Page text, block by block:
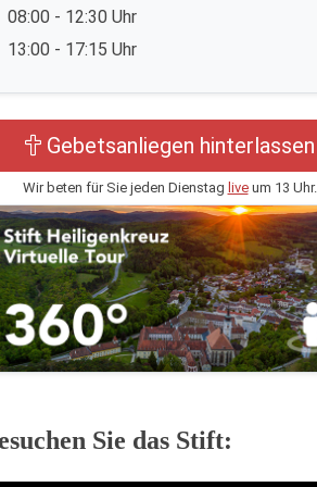
08:00 - 12:30 Uhr
13:00 - 17:15 Uhr
Gebetsanliegen hinterlassen
Wir beten für Sie jeden Dienstag liveum 13 Uhr.
Sie das Stift: